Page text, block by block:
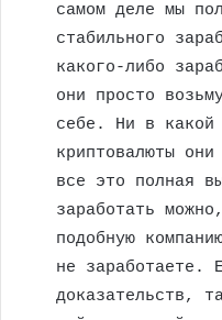
самом деле мы
стабильного
какого-либо
они просто
себе. Ни в какой
криптовалюты
все это полная
заработать
подобную
не заработаете.
доказательств,